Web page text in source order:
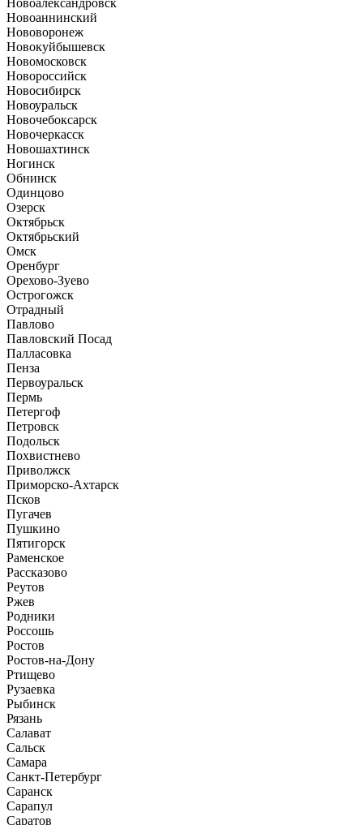
Новоалександровск
Новоаннинский
Нововоронеж
Новокуйбышевск
Новомосковск
Новороссийск
Новосибирск
Новоуральск
Новочебоксарск
Новочеркасск
Новошахтинск
Ногинск
Обнинск
Одинцово
Озерск
Октябрьск
Октябрьский
Омск
Оренбург
Орехово-Зуево
Острогожск
Отрадный
Павлово
Павловский Посад
Палласовка
Пенза
Первоуральск
Пермь
Петергоф
Петровск
Подольск
Похвистнево
Приволжск
Приморско-Ахтарск
Псков
Пугачев
Пушкино
Пятигорск
Раменское
Рассказово
Реутов
Ржев
Родники
Россошь
Ростов
Ростов-на-Дону
Ртищево
Рузаевка
Рыбинск
Рязань
Салават
Сальск
Самара
Санкт-Петербург
Саранск
Сарапул
Саратов